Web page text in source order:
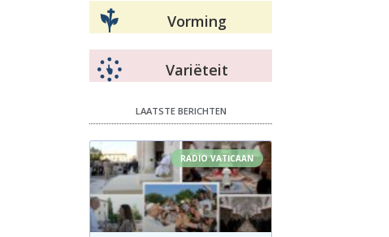
Vorming
Variëteit
LAATSTE BERICHTEN
RADIO VATICAAN